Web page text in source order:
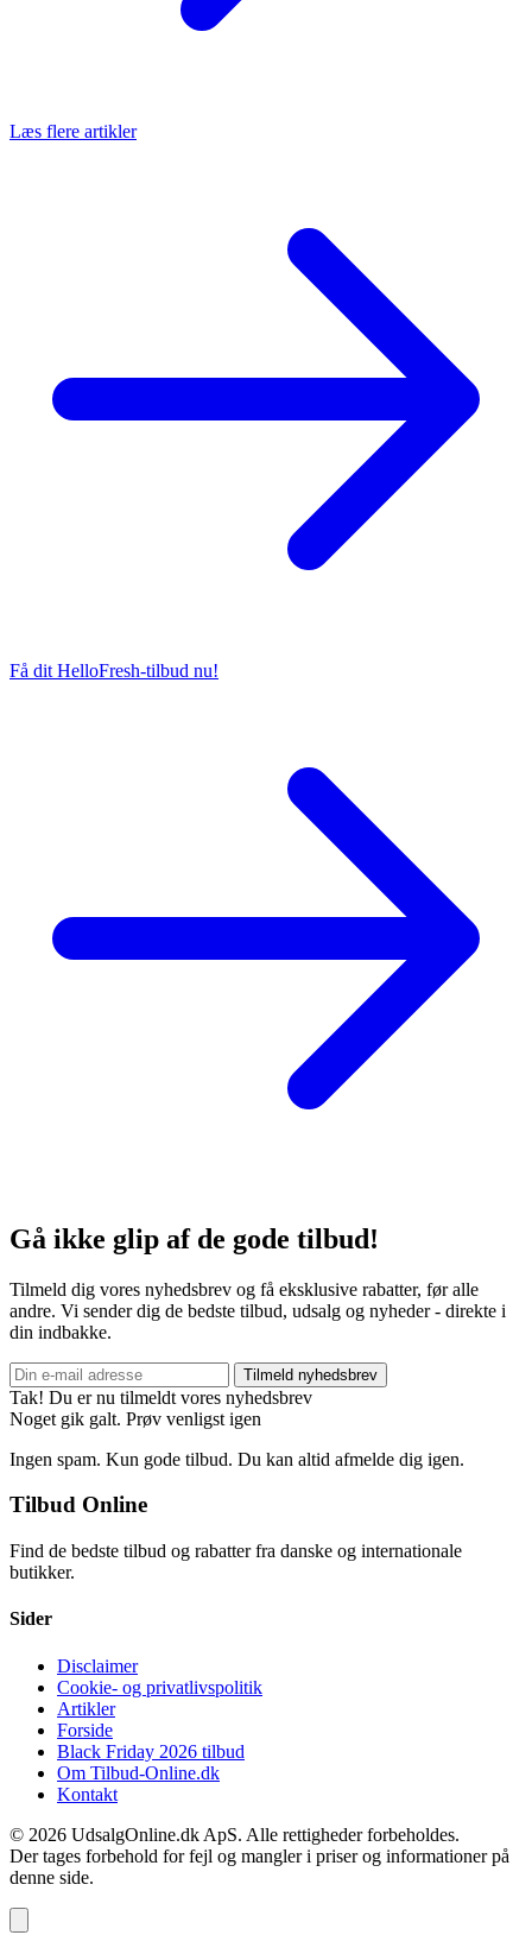
Læs flere artikler
Få dit HelloFresh-tilbud nu!
Gå ikke glip af de gode tilbud!
Tilmeld dig vores nyhedsbrev og få eksklusive rabatter, før alle
andre. Vi sender dig de bedste tilbud, udsalg og nyheder - direkte i
din indbakke.
Tilmeld nyhedsbrev
Tak! Du er nu tilmeldt vores nyhedsbrev
Noget gik galt. Prøv venligst igen
Ingen spam. Kun gode tilbud. Du kan altid afmelde dig igen.
Tilbud Online
Find de bedste tilbud og rabatter fra danske og internationale
butikker.
Sider
Disclaimer
Cookie- og privatlivspolitik
Artikler
Forside
Black Friday 2026 tilbud
Om Tilbud-Online.dk
Kontakt
© 2026 UdsalgOnline.dk ApS. Alle rettigheder forbeholdes.
Der tages forbehold for fejl og mangler i priser og informationer på
denne side.